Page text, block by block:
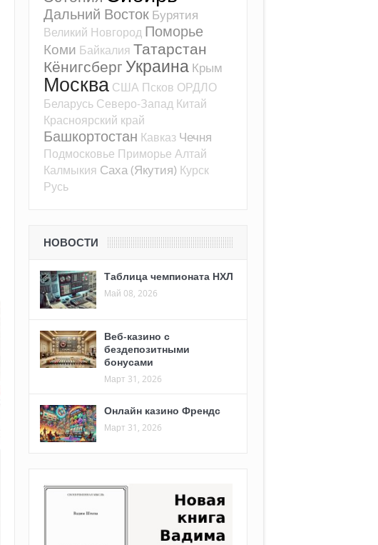
Дальний Восток Бурятия
Великий Новгород Поморье
Коми Байкалия Татарстан
Кёнигсберг Украина Крым
Москва США Псков ОРДЛО
Беларусь Северо-Запад Китай
Красноярский край
Башкортостан Кавказ Чечня
Подмосковье Приморье Алтай
Калмыкия Саха (Якутия) Курск
Русь
НОВОСТИ
Таблица чемпионата НХЛ
Май 08, 2026
Веб-казино с
бездепозитными
бонусами
Март 31, 2026
Онлайн казино Френдс
Март 31, 2026